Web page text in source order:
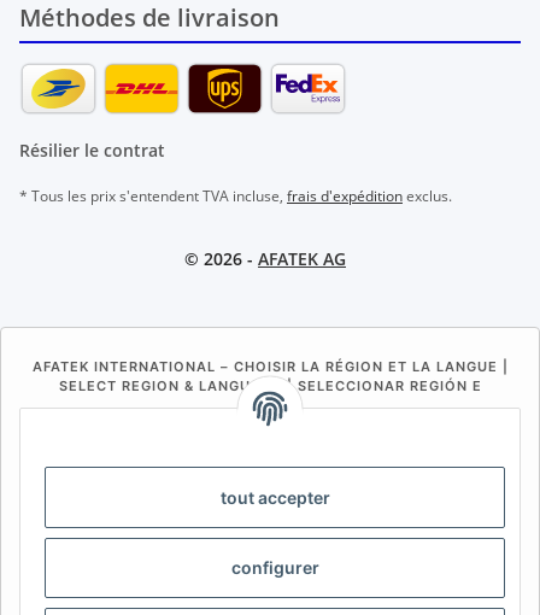
tout accepter
configurer
Méthodes de livraison
Résilier le contrat
* Tous les prix s'entendent TVA incluse, frais d'expéditionexclus.
© 2026 - AFATEK AG
AFATEK INTERNATIONAL – CHOISIR LA RÉGION ET LA LANGUE |
SELECT REGION & LANGUAGE | SELECCIONAR REGIÓN E
IDIOMA
BE (NL) BE (FR)
FR IT ES DK PL
USA